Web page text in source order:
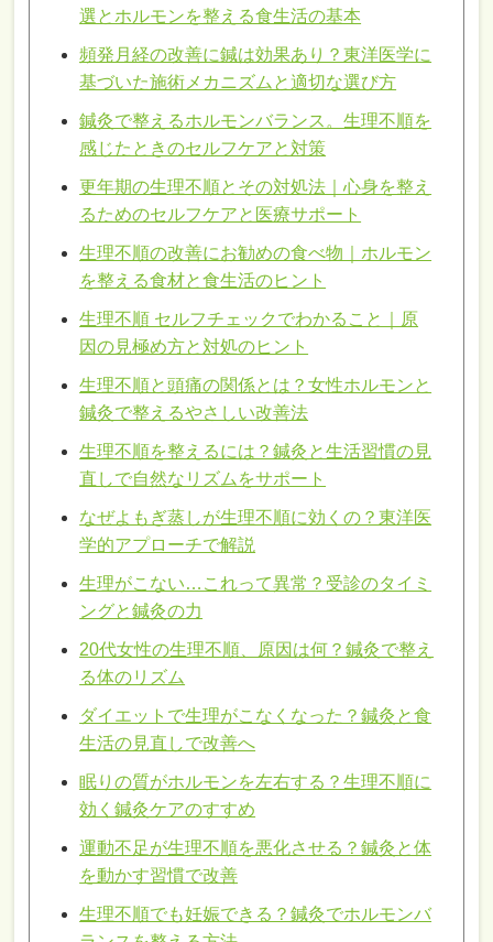
選とホルモンを整える食生活の基本
頻発月経の改善に鍼は効果あり？東洋医学に
基づいた施術メカニズムと適切な選び方
鍼灸で整えるホルモンバランス。生理不順を
感じたときのセルフケアと対策
更年期の生理不順とその対処法｜心身を整え
るためのセルフケアと医療サポート
生理不順の改善にお勧めの食べ物｜ホルモン
を整える食材と食生活のヒント
生理不順 セルフチェックでわかること｜原
因の見極め方と対処のヒント
生理不順と頭痛の関係とは？女性ホルモンと
鍼灸で整えるやさしい改善法
生理不順を整えるには？鍼灸と生活習慣の見
直しで自然なリズムをサポート
なぜよもぎ蒸しが生理不順に効くの？東洋医
学的アプローチで解説
生理がこない…これって異常？受診のタイミ
ングと鍼灸の力
20代女性の生理不順、原因は何？鍼灸で整え
る体のリズム
ダイエットで生理がこなくなった？鍼灸と食
生活の見直しで改善へ
眠りの質がホルモンを左右する？生理不順に
効く鍼灸ケアのすすめ
運動不足が生理不順を悪化させる？鍼灸と体
を動かす習慣で改善
生理不順でも妊娠できる？鍼灸でホルモンバ